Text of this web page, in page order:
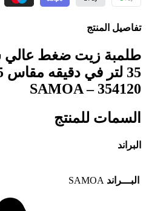
تفاصيل المنتج
SAMOA – 354120
السمات للمنتج
البراند
البـــراند SAMOA